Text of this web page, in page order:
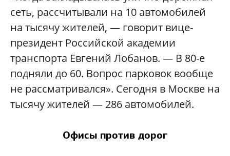
сеть, рассчитывали на 10 автомобилей
на тысячу жителей, — говорит вице-
президент Российской академии
транспорта Евгений Лобанов. — В 80-е
подняли до 60. Вопрос парковок вообще
не рассматривался». Сегодня в Москве на
тысячу жителей — 286 автомобилей.
Офисы против дорог